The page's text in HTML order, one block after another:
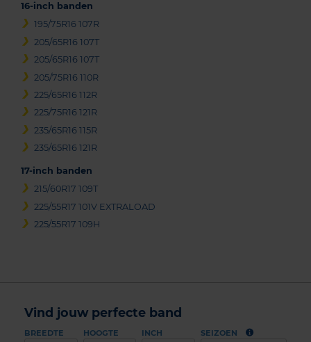
16-inch banden
195/75R16 107R
205/65R16 107T
205/65R16 107T
205/75R16 110R
225/65R16 112R
225/75R16 121R
235/65R16 115R
235/65R16 121R
17-inch banden
215/60R17 109T
225/55R17 101V EXTRALOAD
225/55R17 109H
Vind jouw perfecte band
BREEDTE HOOGTE INCH SEIZOEN